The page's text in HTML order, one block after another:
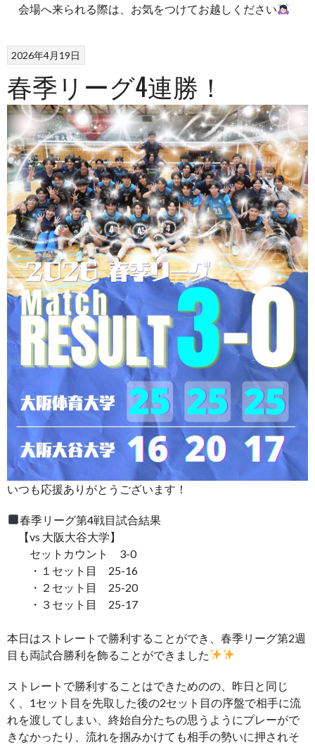
会場へ来られる際は、お気をつけてお越しください
2026年4月19日
春季リーグ4連勝！
いつも応援ありがとうございます！
春季リーグ第4戦目試合結果
【vs 大阪大谷大学】
セットカウント 3-0
・１セット目 25-16
・２セット目 25-20
・３セット目 25-17
本日はストレートで勝利することができ、春季リーグ第2週
目も両試合勝利を飾ることができました
ストレートで勝利することはできためのの、昨日と同じ
く、1セット目を先取した後の2セット目の序盤で相手に流
れを渡してしまい、終始自分たちの思うようにプレーがで
きなかったり、流れを掴みかけても相手の勢いに押されそ